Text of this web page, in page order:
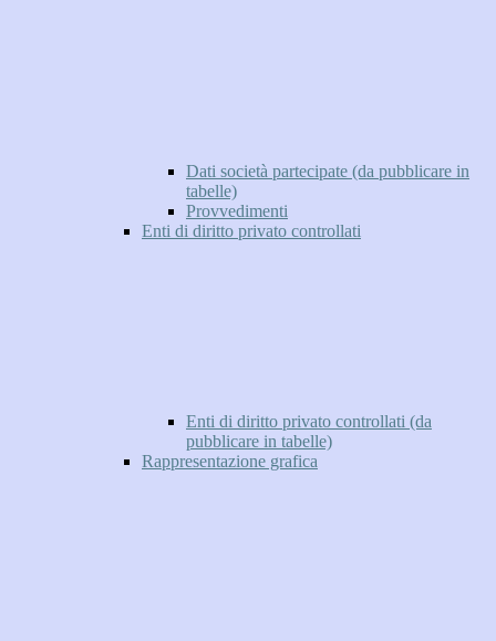
Dati società partecipate (da pubblicare in
tabelle)
Provvedimenti
Enti di diritto privato controllati
Enti di diritto privato controllati (da
pubblicare in tabelle)
Rappresentazione grafica